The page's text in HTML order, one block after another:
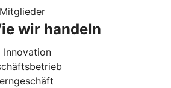
wir handeln
Innovation